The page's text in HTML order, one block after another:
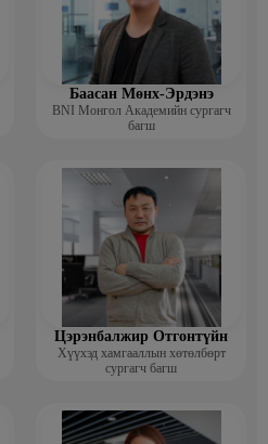
Баасан Мөнх-Эрдэнэ
BNI Монгол Академийн сургагч
багш
Цэрэнбалжир Отгонтүйн
Хүүхэд хамгааллын хөтөлбөрт
сургагч багш